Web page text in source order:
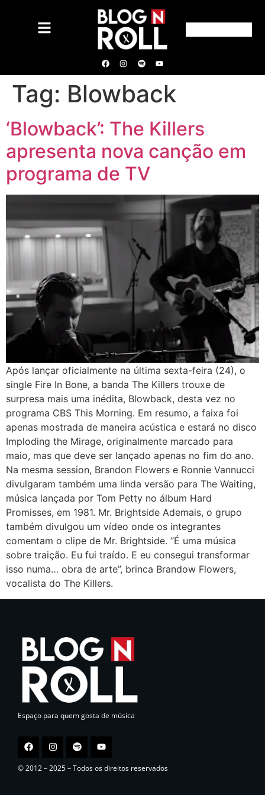
Tag: Blowback
‘Blowback’: The Killers
apresenta nova canção em
programa de TV
Após lançar oficialmente na última sexta-feira (24), o
single Fire In Bone, a banda The Killers trouxe de
surpresa mais uma inédita, Blowback, desta vez no
programa CBS This Morning. Em resumo, a faixa foi
apenas mostrada de maneira acústica e estará no disco
Imploding the Mirage, originalmente marcado para
maio, mas que deve ser lançado apenas no fim do ano.
Na mesma session, Brandon Flowers e Ronnie Vannucci
divulgaram também uma linda versão para The Waiting,
música lançada por Tom Petty no álbum Hard
Promisses, em 1981. Mr. Brightside Ademais, o grupo
também divulgou um vídeo onde os integrantes
comentam o clipe de Mr. Brightside. “É uma música
sobre traição. Eu fui traído. E eu consegui transformar
isso numa… obra de arte”, brinca Brandow Flowers,
vocalista do The Killers.
Espaço para quem gosta de música
© 2012 – 2025 – Todos os direitos reservados